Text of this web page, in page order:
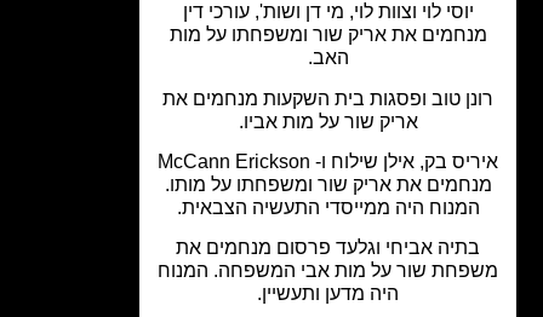
יוסי לוי וצוות לוי, מי דן ושות', עורכי דין
את אריק שור ומשפחתו על מות
טוב ופסגות בית השקעות מנחמים את
אריק שור על מות אביו.
איריס בק, אילן שילוח ו- McCann Erickson
את אריק שור ומשפחתו על מותו.
המנוח היה ממייסדי התעשיה הצבאית.
בתיה אביחי וגלעד פרסום מנחמים את
שור על מות אבי המשפחה. המנוח
היה מדען ותעשיין.